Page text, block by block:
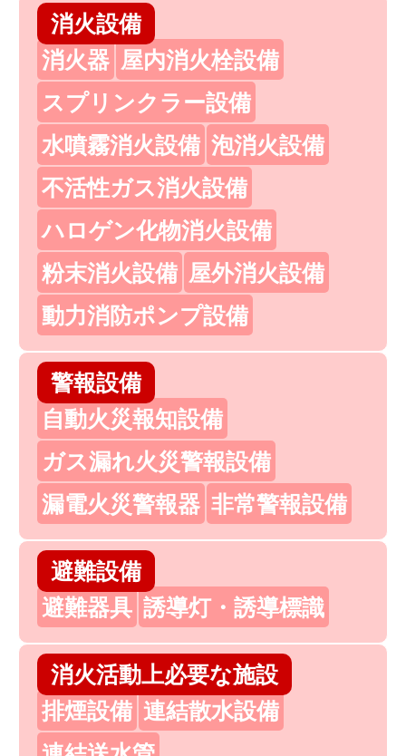
消火設備
消火器 屋内消火栓設備
スプリンクラー設備
水噴霧消火設備 泡消火設備
不活性ガス消火設備
ハロゲン化物消火設備
粉末消火設備 屋外消火設備
動力消防ポンプ設備
警報設備
自動火災報知設備
ガス漏れ火災警報設備
漏電火災警報器 非常警報設備
避難設備
避難器具 誘導灯・誘導標識
消火活動上必要な施設
排煙設備 連結散水設備